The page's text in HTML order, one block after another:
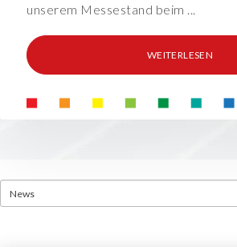
unserem Messestand beim ...
WEITERLESEN